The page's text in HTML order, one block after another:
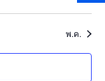
พ.ค.